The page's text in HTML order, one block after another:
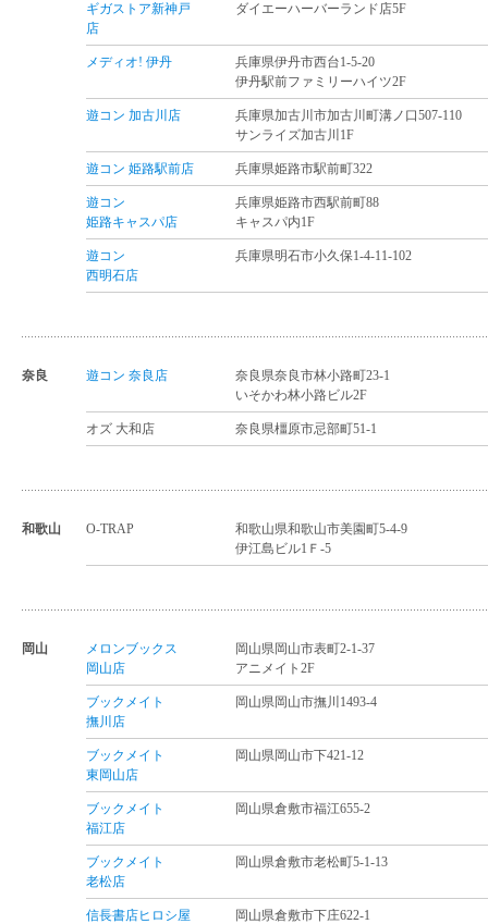
ギガストア新神戸
店
ダイエーハーバーランド店5F
メディオ! 伊丹
兵庫県伊丹市西台1-5-20
伊丹駅前ファミリーハイツ2F
遊コン 加古川店
兵庫県加古川市加古川町溝ノ口507-110
サンライズ加古川1F
遊コン 姫路駅前店 兵庫県姫路市駅前町322
遊コン
姫路キャスパ店
兵庫県姫路市西駅前町88
キャスパ内1F
遊コン
西明石店
兵庫県明石市小久保1-4-11-102
奈良 遊コン 奈良店
奈良県奈良市林小路町23-1
いそかわ林小路ビル2F
オズ 大和店 奈良県橿原市忌部町51-1
和歌山 O-TRAP
和歌山県和歌山市美園町5-4-9
伊江島ビル1Ｆ-5
岡山
メロンブックス
岡山店
岡山県岡山市表町2-1-37
アニメイト2F
ブックメイト
撫川店
岡山県岡山市撫川1493-4
ブックメイト
東岡山店
岡山県岡山市下421-12
ブックメイト
福江店
岡山県倉敷市福江655-2
ブックメイト
老松店
岡山県倉敷市老松町5-1-13
信長書店ヒロシ屋
岡山県倉敷市下庄622-1